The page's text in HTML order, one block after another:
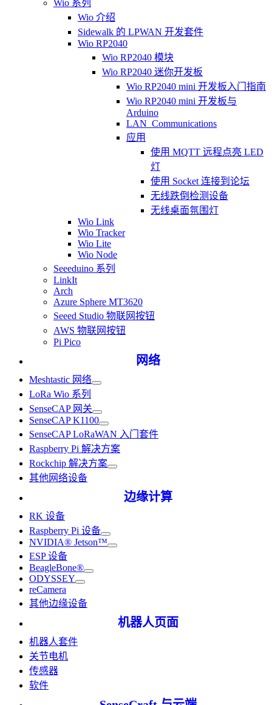
Wio 系列
Wio 介绍
Sidewalk 的 LPWAN 开发套件
Wio RP2040
Wio RP2040 模块
Wio RP2040 迷你开发板
Wio RP2040 mini 开发板入门指南
Wio RP2040 mini 开发板与
Arduino
LAN_Communications
应用
使用 MQTT 远程点亮 LED
灯
使用 Socket 连接到论坛
无线跌倒检测设备
无线桌面氛围灯
Wio Link
Wio Tracker
Wio Lite
Wio Node
Seeeduino 系列
LinkIt
Arch
Azure Sphere MT3620
Seeed Studio 物联网按钮
AWS 物联网按钮
Pi Pico
网络
Meshtastic 网络
LoRa Wio 系列
SenseCAP 网关
SenseCAP K1100
SenseCAP LoRaWAN 入门套件
Raspberry Pi 解决方案
Rockchip 解决方案
其他网络设备
边缘计算
RK 设备
Raspberry Pi 设备
NVIDIA® Jetson™
ESP 设备
BeagleBone®
ODYSSEY
reCamera
其他边缘设备
机器人页面
机器人套件
关节电机
传感器
软件